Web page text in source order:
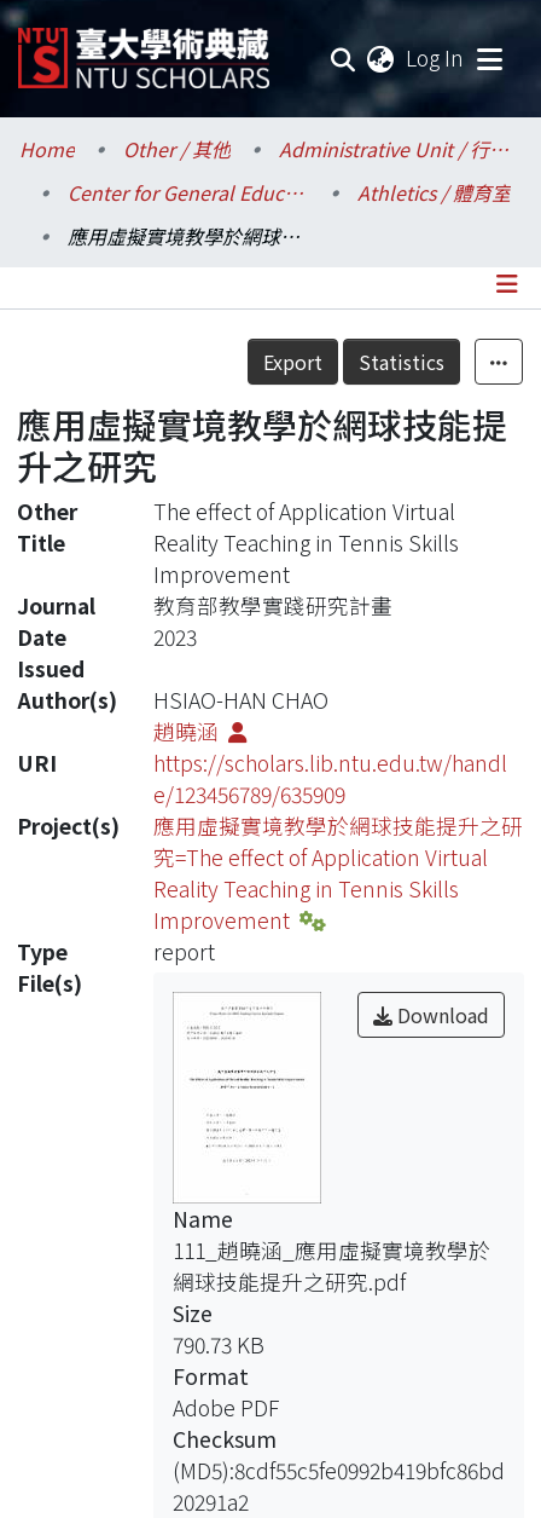
Log In
Communities & Collections
Research Outputs
Statistics
Home Other / 其他
Administrative Unit / 行政單位
Center for General Education / 共同教育中心
Athletics / 體育室
應用虛擬實境教學於網球技能提升之研究
Details
Export Statistics
應用虛擬實境教學於網球技能提
升之研究
Other
Title
The effect of Application Virtual
Reality Teaching in Tennis Skills
Improvement
Journal
教育部教學實踐研究計畫
Date
Issued
2023
Author(s)
HSIAO-HAN CHAO
趙曉涵
URI
https://scholars.lib.ntu.edu.tw/handl
e/123456789/635909
Project(s)
應用虛擬實境教學於網球技能提升之研
究=The effect of Application Virtual
Reality Teaching in Tennis Skills
Improvement
Type
report
File(s)
Download
Name
111_趙曉涵_應用虛擬實境教學於
網球技能提升之研究.pdf
Size
790.73 KB
Format
Adobe PDF
Checksum
(MD5):8cdf55c5fe0992b419bfc86bd
20291a2